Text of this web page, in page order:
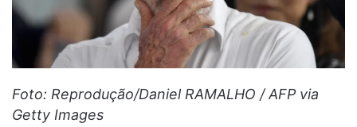
Foto: Reprodução/Daniel RAMALHO / AFP via
Getty Images